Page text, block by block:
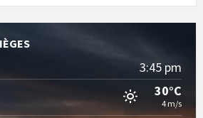
3:45 pm
30°C
4 m/s